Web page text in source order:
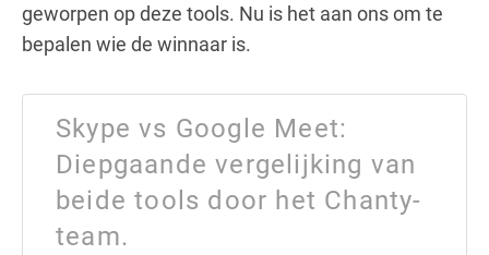
geworpen op deze tools. Nu is het aan ons om te
bepalen wie de winnaar is.
Skype vs Google Meet:
Diepgaande vergelijking van
beide tools door het Chanty-
team.